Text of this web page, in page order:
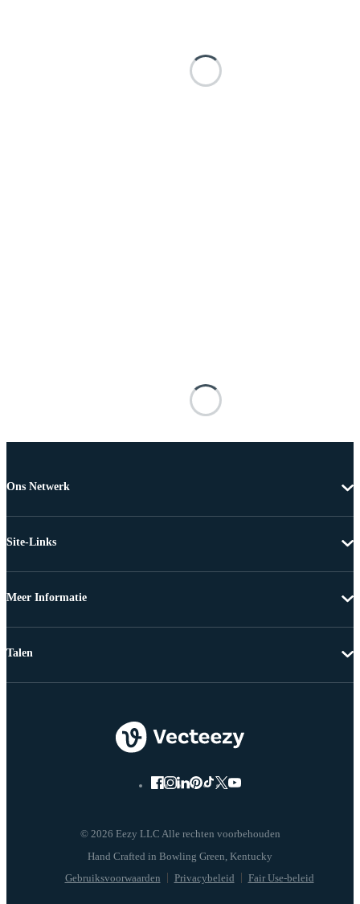
Ons Netwerk
Site-Links
Meer Informatie
© 2026 Eezy LLC Alle rechten voorbehouden
Gebruiksvoorwaarden Privacybeleid Fair Use-beleid
Talen